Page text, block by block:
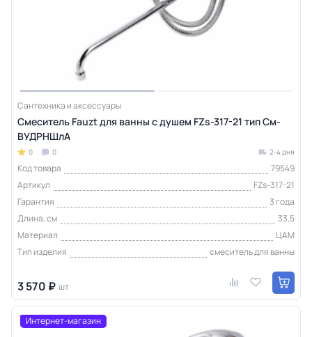
Сантехника и аксессуары
Смеситель Fauzt для ванны с душем FZs-317-21 тип См-
ВУДРНШлА
0 0 2-4 дня
Код товара
79549
Артикул
FZs-317-21
Гарантия
3 года
Длина, см
33,5
Материал
ЦАМ
Тип изделия
смеситель для ванны
3 570 ₽ шт
Интернет-магазин